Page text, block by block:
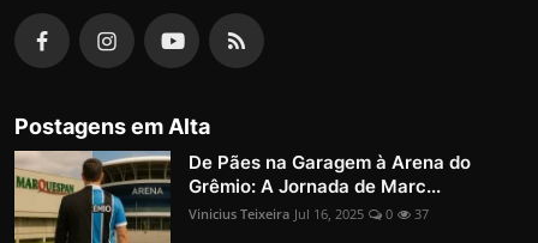
Postagens em Alta
De Pães na Garagem à Arena do
Grêmio: A Jornada de Marc...
Vinicius Teixeira Jul 16, 2025 0 37